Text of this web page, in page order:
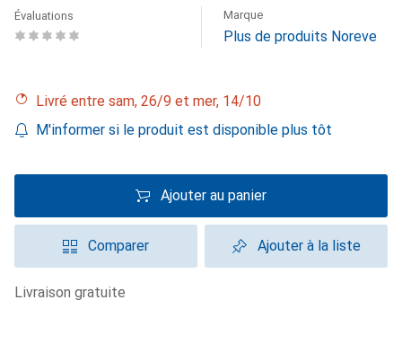
Évaluations Marque
Plus de produits Noreve
Livré entre sam, 26/9 et mer, 14/10
M'informer si le produit est disponible plus tôt
Ajouter au panier
Comparer Ajouter à la liste
livraison gratuite